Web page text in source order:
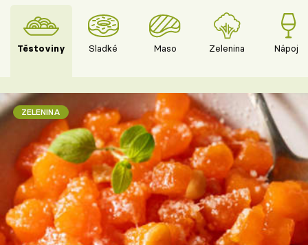
Těstoviny Sladké Maso Zelenina Nápoje
ZELENINA